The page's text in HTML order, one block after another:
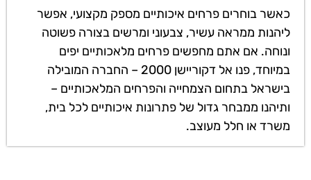
כאשר בוחרים פרחים איכותיים מספק מקצועי, אפשר
ליהנות ממראה עשיר, צבעוני ומרשים בצורה פשוטה
ונוחה. אם אתם מחפשים פרחים מלאכותיים יפים
במיוחד, פנו אל דקוריישן 2000 – החברה המובילה
בישראל בתחום הצמחייה והפרחים המלאכותיים –
ותיהנו ממבחר גדול של פתרונות איכותיים לכל בית,
משרד או חלל מעוצב.